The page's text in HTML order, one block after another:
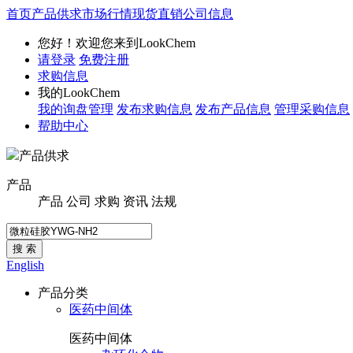
首页产品供求市场行情现货直销公司信息
您好！欢迎您来到LookChem
请登录 免费注册
求购信息
我的LookChem
我的询盘管理 发布求购信息 发布产品信息 管理采购信息
帮助中心
产品供求
产品
产品 公司 求购 资讯 法规
搜 索
English
产品分类
医药中间体
医药中间体